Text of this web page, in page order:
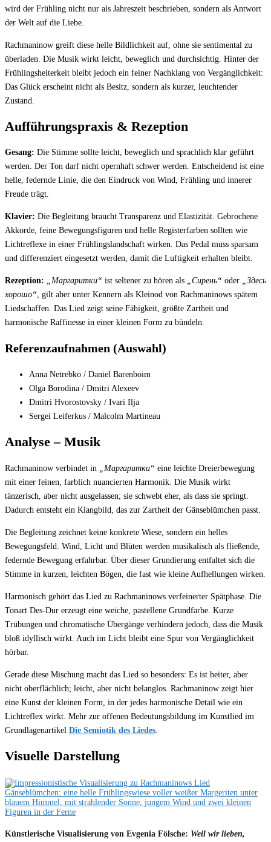
wird der Frühling nicht nur als Jahreszeit beschrieben, sondern als Antwort
der Welt auf die Liebe.
Rachmaninow greift diese helle Bildlichkeit auf, ohne sie sentimental zu
überladen. Die Musik wirkt leicht, beweglich und durchsichtig. Hinter der
Frühlingsheiterkeit bleibt jedoch ein feiner Nachklang von Vergänglichkeit:
Das Glück erscheint nicht als Besitz, sondern als kurzer, leuchtender
Zustand.
Aufführungspraxis & Rezeption
Gesang: Die Stimme sollte leicht, beweglich und sprachlich klar geführt
werden. Der Ton darf nicht opernhaft schwer werden. Entscheidend ist eine
helle, federnde Linie, die den Eindruck von Wind, Frühling und innerer
Freude trägt.
Klavier: Die Begleitung braucht Transparenz und Elastizität. Gebrochene
Akkorde, feine Bewegungsfiguren und helle Registerfarben sollten wie
Lichtreflexe in einer Frühlingslandschaft wirken. Das Pedal muss sparsam
und differenziert eingesetzt werden, damit die Luftigkeit erhalten bleibt.
Rezeption: „Маргаритки“ ist seltener zu hören als „Сирень“ oder „Здесь
хорошо“, gilt aber unter Kennern als Kleinod von Rachmaninows spätem
Liedschaffen. Das Lied zeigt seine Fähigkeit, größte Zartheit und
harmonische Raffinesse in einer kleinen Form zu bündeln.
Referenzaufnahmen (Auswahl)
Anna Netrebko / Daniel Barenboim
Olga Borodina / Dmitri Alexeev
Dmitri Hvorostovsky / Ivari Ilja
Sergei Leiferkus / Malcolm Martineau
Analyse – Musik
Rachmaninow verbindet in „Маргаритки“ eine leichte Dreierbewegung
mit einer feinen, farblich nuancierten Harmonik. Die Musik wirkt
tänzerisch, aber nicht ausgelassen; sie schwebt eher, als dass sie springt.
Dadurch entsteht ein Klangbild, das zur Zartheit der Gänseblümchen passt.
Die Begleitung zeichnet keine konkrete Wiese, sondern ein helles
Bewegungsfeld: Wind, Licht und Blüten werden musikalisch als fließende,
federnde Bewegung erfahrbar. Über dieser Grundierung entfaltet sich die
Stimme in kurzen, leichten Bögen, die fast wie kleine Aufhellungen wirken.
Harmonisch gehört das Lied zu Rachmaninows verfeinerter Spätphase. Die
Tonart Des-Dur erzeugt eine weiche, pastellene Grundfarbe. Kurze
Trübungen und chromatische Übergänge verhindern jedoch, dass die Musik
bloß idyllisch wirkt. Auch im Licht bleibt eine Spur von Vergänglichkeit
hörbar.
Gerade diese Mischung macht das Lied so besonders: Es ist heiter, aber
nicht oberflächlich; leicht, aber nicht belanglos. Rachmaninow zeigt hier
eine Kunst der kleinen Form, in der jedes harmonische Detail wie ein
Lichtreflex wirkt. Mehr zur offenen Bedeutungsbildung im Kunstlied im
Grundlagenartikel Die Semiotik des Liedes
Visuelle Darstellung
Künstlerische Visualisierung von Evgenia Fölsche: Weil wir lieben,